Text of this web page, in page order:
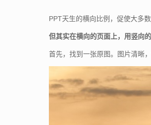
PPT天生的横向比例，促使大多
但其实在横向的页面上，用竖向
首先，找到一张原图。图片清晰